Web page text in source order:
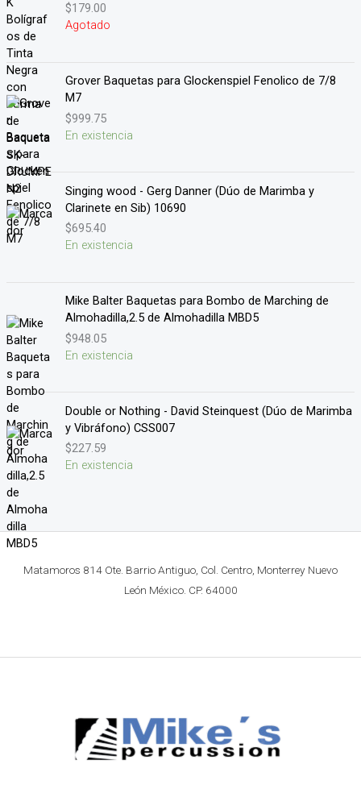
Valorado en
5.00 de 5
$179.00
Agotado
Grover Baquetas para Glockenspiel Fenolico de 7/8
M7
$999.75
En existencia
Singing wood - Gerg Danner (Dúo de Marimba y
Clarinete en Sib) 10690
$695.40
En existencia
Mike Balter Baquetas para Bombo de Marching de
Almohadilla,2.5 de Almohadilla MBD5
$948.05
En existencia
Double or Nothing - David Steinquest (Dúo de Marimba
y Vibráfono) CSS007
$227.59
En existencia
Matamoros 814 Ote. Barrio Antiguo, Col. Centro, Monterrey Nuevo
León México. CP. 64000